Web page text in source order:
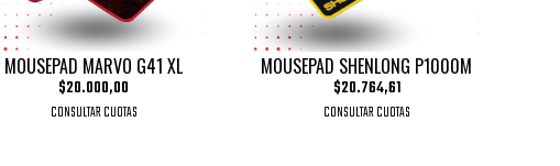
MOUSEPAD MARVO G41 XL
$20.000,00
CONSULTAR CUOTAS
MOUSEPAD SHENLONG P1000M
$20.764,61
CONSULTAR CUOTAS